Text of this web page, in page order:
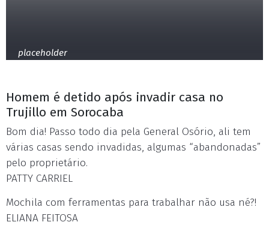
placeholder
Homem é detido após invadir casa no
Trujillo em Sorocaba
Bom dia! Passo todo dia pela General Osório, ali tem
várias casas sendo invadidas, algumas “abandonadas”
pelo proprietário.
PATTY CARRIEL
Mochila com ferramentas para trabalhar não usa né?!
ELIANA FEITOSA